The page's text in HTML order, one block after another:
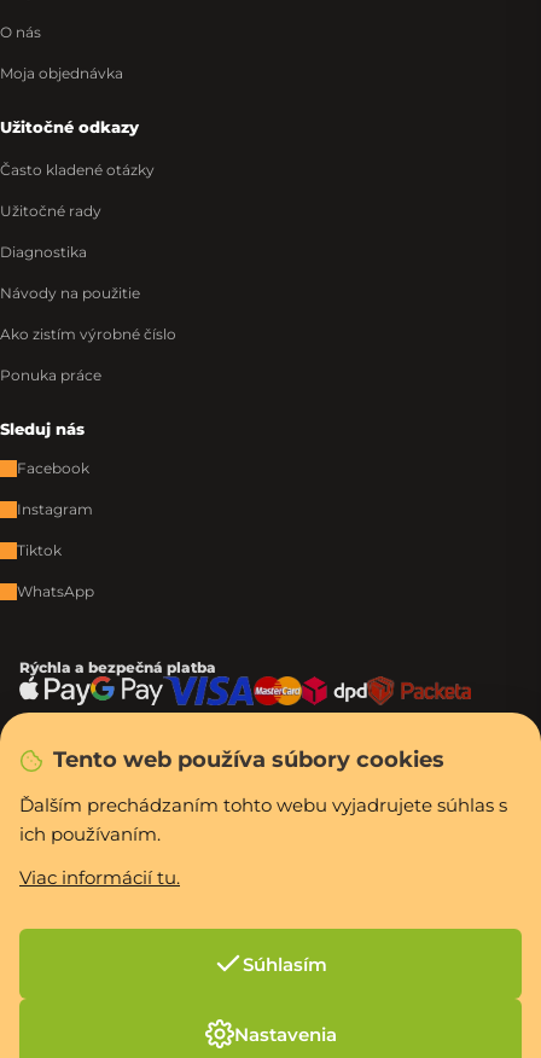
Tento web používa súbory cookies
Ďalším prechádzaním tohto webu vyjadrujete súhlas s
ich používaním.
Viac informácií tu.
Súhlasím
Nastavenia
O nás
Moja objednávka
Užitočné odkazy
Často kladené otázky
Užitočné rady
Diagnostika
Návody na použitie
Ako zistím výrobné číslo
Ponuka práce
Sleduj nás
Facebook
Instagram
Tiktok
WhatsApp
Rýchla a bezpečná platba
Vytvoril Shoptet Premium
cookies